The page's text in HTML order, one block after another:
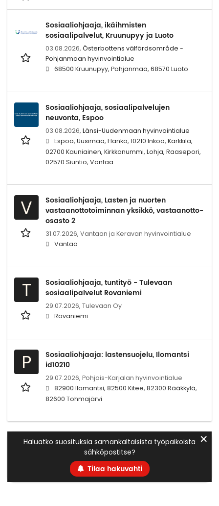
Sosiaaliohjaaja, ikäihmisten
sosiaalipalvelut, Kruunupyy ja Luoto
03.08.2026, Österbottens välfärdsområde -
Pohjanmaan hyvinvointialue
68500 Kruunupyy, Pohjanmaa, 68570 Luoto
Sosiaaliohjaaja, sosiaalipalvelujen
neuvonta, Espoo
03.08.2026, Länsi-Uudenmaan hyvinvointialue
Espoo, Uusimaa, Hanko, 10210 Inkoo, Karkkila,
02700 Kauniainen, Kirkkonummi, Lohja, Raasepori,
02570 Siuntio, Vantaa
V
Sosiaaliohjaaja, Lasten ja nuorten
vastaanottotoiminnan yksikkö, vastaanotto-
osasto 2
31.07.2026, Vantaan ja Keravan hyvinvointialue
Vantaa
T
Sosiaaliohjaaja, tuntityö - Tulevaan
sosiaalipalvelut Rovaniemi
29.07.2026, Tulevaan Oy
Rovaniemi
P
Sosiaaliohjaaja: lastensuojelu, Ilomantsi
id10210
29.07.2026, Pohjois-Karjalan hyvinvointialue
82900 Ilomantsi, 82500 Kitee, 82300 Rääkkylä,
82600 Tohmajärvi
Haluatko suosituksia samankaltaisista työpaikoista
sähköpostitse?
Tilaa hakuvahti
✕